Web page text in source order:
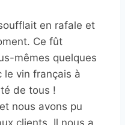
en rafale et
Ce fût
mêmes quelques
le vin français à
de tous !
nous avons pu
clients. Il nous a